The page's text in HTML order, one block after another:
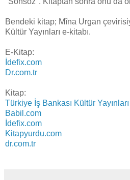
Bendeki kitap; Mîna Urgan
Kültür Yayınları e-kitabı.
E-Kitap:
İdefix.com
Dr.com.tr
Kitap:
Türkiye İş Bankası Kültür Yayınları
Babil.com
İdefix.com
Kitapyurdu.com
dr.com.tr